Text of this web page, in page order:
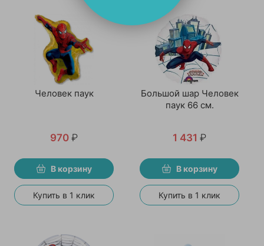
Человек паук
970 ₽
В корзину
Купить в 1 клик
Большой шар Человек
паук 66 см.
1 431 ₽
В корзину
Купить в 1 клик